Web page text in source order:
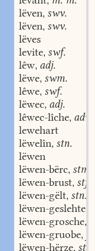
lëven, swv.
lëven, swv.
lëves
levite, swf.
lêw, adj.
lëwe, swm.
lêwe, swf.
lëwec, adj.
lêwec-lîche, adv.
lewehart
lëwelîn, stn.
lëwen
lëwen-bërc, stm.
lëwen-brust, stf.
lëwen-gëlt, stn.
lëwen-geslehte
lëwen-grosche,
lëwen-gruobe,
lëwen-hërze, stn.